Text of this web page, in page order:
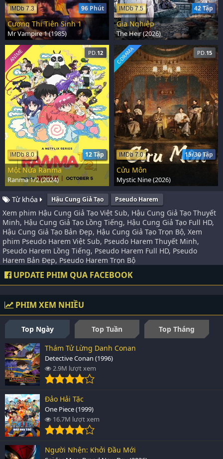
96 Phút
IMDb 7.3
Cương Thi Tiên Sinh 1
Mr Vampire 1 (1985)
42 Tập
IMDb 7.5
Gia Nghiệp
The Heir (2026)
PD.12
12 Tập
IMDb 8.0
ANIME
Một Nửa Ranma
Ranma 1/2 (2024)
PD.15
15/30 Tập
IMDb 7.0
C-DRAMA
Cửu Môn
Mystic Nine (2026)
Từ khóa Hậu Cung Giả Tạo Pseudo Harem
Xem phim Hậu Cung Giả Tạo Việt Sub, Hậu Cung Giả Tạo Thuyết
Minh, Hậu Cung Giả Tạo Lồng Tiếng, Hậu Cung Giả Tạo Full HD,
Hậu Cung Giả Tạo Bản Đẹp, Hậu Cung Giả Tạo Trọn Bộ, Xem
phim Pseudo Harem Việt Sub, Pseudo Harem Thuyết Minh,
Pseudo Harem Lồng Tiếng, Pseudo Harem Full HD, Pseudo
Harem Bản Đẹp, Pseudo Harem Trọn Bộ
UPDATE PHIM QUA FACEBOOK
PHIM XEM NHIỀU
Top Ngày Top Tuần
Top Tháng
Thám Tử Lừng Danh Conan
Detective Conan (1996)
2.9M lượt xem
Đảo Hải Tặc
One Piece (1999)
16.7M lượt xem
Người Nhện: Khởi Đầu Mới